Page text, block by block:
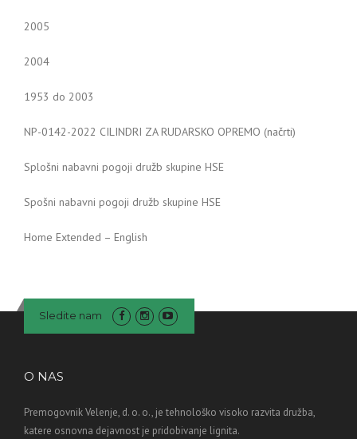
2005
2004
1953 do 2003
NP-0142-2022 CILINDRI ZA RUDARSKO OPREMO (načrti)
Splošni nabavni pogoji družb skupine HSE
Spošni nabavni pogoji družb skupine HSE
Home Extended – English
Sledite nam
O NAS
Premogovnik Velenje, d. o. o., je tehnološko visoko razvita družba,
katere osnovna dejavnost je pridobivanje lignita.